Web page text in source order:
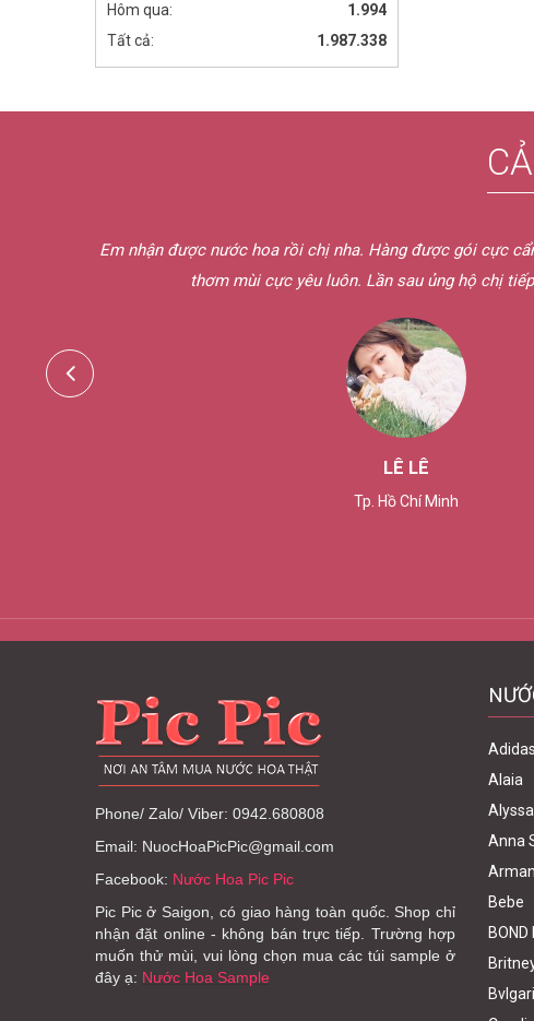
Hôm qua:
1.994
Tất cả:
1.987.338
nước hoa rồi chị nha. Hàng được gói cực cẩn thận luôn. Nước hoa
thơm mùi cực yêu luôn. Lần sau ủng hộ chị tiếp nè. Tks chị!
Phone/ Zalo/ Viber: 0942.680808
Email: NuocHoaPicPic@gmail.com
Facebook: Nước Hoa Pic Pic
Pic Pic ở Saigon, có giao hàng toàn quốc. Shop chỉ
nhận đặt online - không bán trực tiếp. Trường hợp
muốn thử mùi, vui lòng chọn mua các túi sample ở
đây ạ: Nước Hoa Sample
Adidas
Alaia
Anna
Bebe
BOND
Bvlgari